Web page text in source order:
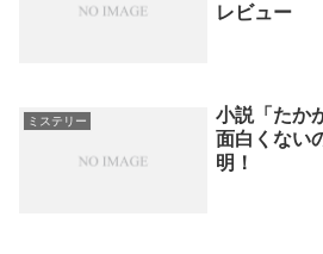
レビュー
ミステリー
小説「たか
面白くない
明！